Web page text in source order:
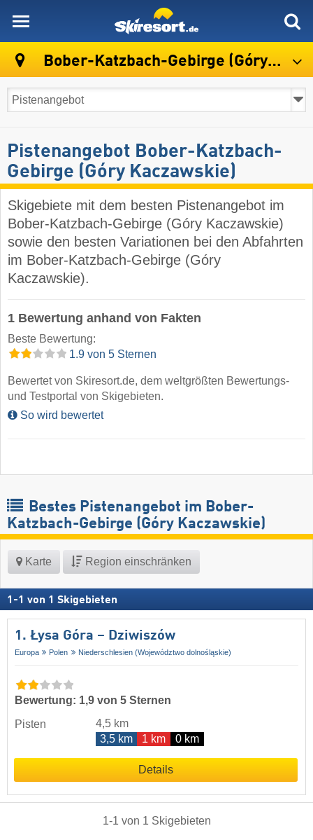
Bober-Katzbach-Gebirge (Góry Kaczawskie)
Pistenangebot Bober-Katzbach-
Gebirge (Góry Kaczawskie)
Skigebiete mit dem besten Pistenangebot im
Bober-Katzbach-Gebirge (Góry Kaczawskie)
sowie den besten Variationen bei den Abfahrten
im Bober-Katzbach-Gebirge (Góry
Kaczawskie).
1 Bewertung anhand von Fakten
Beste Bewertung:
1.9 von 5 Sternen
Bewertet von Skiresort.de, dem weltgrößten Bewertungs-
und Testportal von Skigebieten.
So wird bewertet
Bestes Pistenangebot im Bober-
Katzbach-Gebirge (Góry Kaczawskie)
Karte Region einschränken
1 -1 von 1 Skigebieten
1. Łysa Góra – Dziwiszów
Europa Polen Niederschlesien (Województwo dolnośląskie)
Bewertung: 1,9 von 5 Sternen
Pisten
4,5 km
3,5 km
1 km 0 km
Details
1-1 von 1 Skigebieten